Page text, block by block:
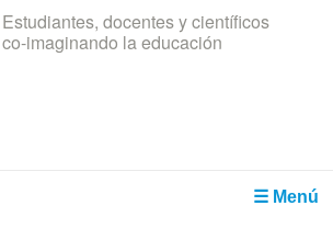
al contenido principal
Estudiantes, docentes y científicos
co-imaginando la educación
☰ Menú